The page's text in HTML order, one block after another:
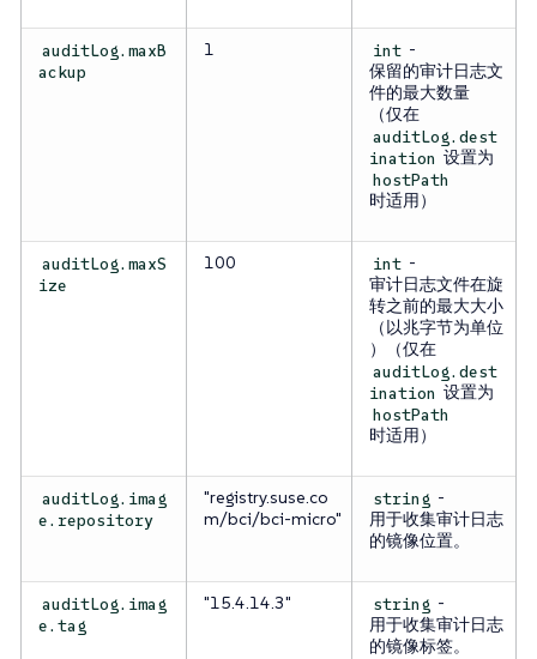
auditLog.maxB
ackup
1 int -
保留的审计日志文
件的最大数量
（仅在
auditLog.dest
ination 设置为
hostPath
时适用）
auditLog.maxS
ize
100 int -
审计日志文件在旋
转之前的最大大小
（以兆字节为单位
）（仅在
auditLog.dest
ination 设置为
hostPath
时适用）
auditLog.imag
e.repository
"registry.suse.co
m/bci/bci-micro"
string -
用于收集审计日志
的镜像位置。
auditLog.imag
e.tag
"15.4.14.3" string -
用于收集审计日志
的镜像标签。